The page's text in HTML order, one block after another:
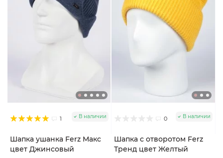
1 В наличии
Шапка ушанка Ferz Макс
цвет Джинсовый
0 В наличии
Шапка с отворотом Ferz
Тренд цвет Желтый